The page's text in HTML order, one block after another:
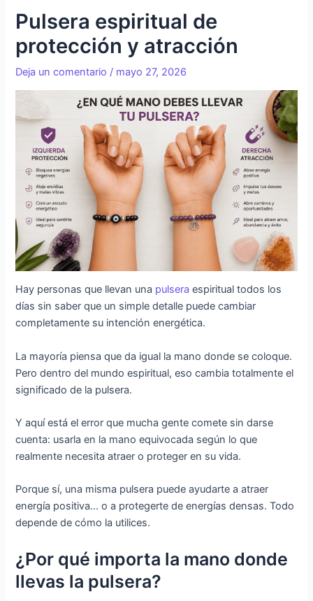
Pulsera espiritual de
protección y atracción
Deja un comentario / mayo 27, 2026
Hay personas que llevan una pulsera espiritual todos los
días sin saber que un simple detalle puede cambiar
completamente su intención energética.
La mayoría piensa que da igual la mano donde se coloque.
Pero dentro del mundo espiritual, eso cambia totalmente el
significado de la pulsera.
Y aquí está el error que mucha gente comete sin darse
cuenta: usarla en la mano equivocada según lo que
realmente necesita atraer o proteger en su vida.
Porque sí, una misma pulsera puede ayudarte a atraer
energía positiva… o a protegerte de energías densas. Todo
depende de cómo la utilices.
¿Por qué importa la mano donde
llevas la pulsera?